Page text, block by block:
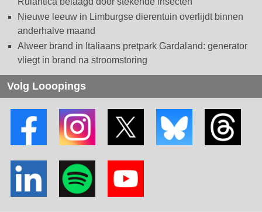
Nieuwe leeuw in Limburgse dierentuin overlijdt binnen
anderhalve maand
Alweer brand in Italiaans pretpark Gardaland: generator
vliegt in brand na stroomstoring
Volg Looopings